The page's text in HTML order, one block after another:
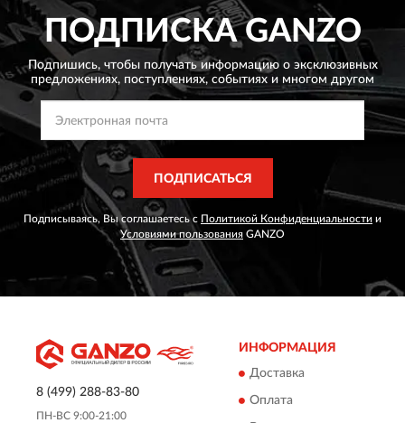
ПОДПИСКАGANZO
Подпишись, чтобы получать информацию о эксклюзивных
предложениях, поступлениях, событиях и многом другом
ПОДПИСАТЬСЯ
Подписываясь, Вы соглашаетесь с Политикой Конфиденциальности и
Условиями пользования GANZO
8 (499) 288-83-80
ПН-ВС 9:00-21:00
ИНФОРМАЦИЯ
Доставка
Оплата